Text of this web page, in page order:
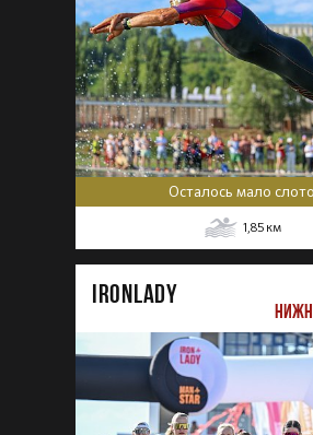
Осталось мало
1,85 км
IRONLADY